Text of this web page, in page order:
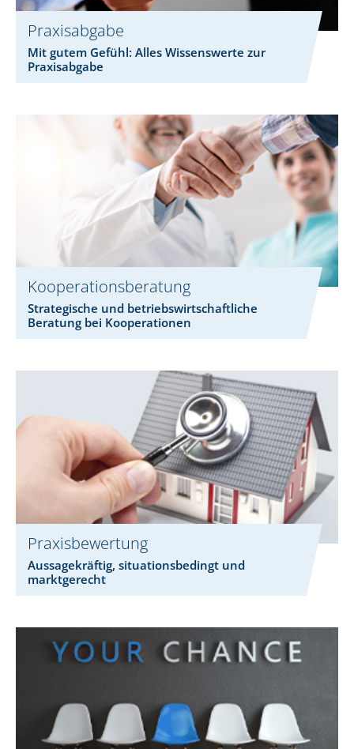
Praxisabgabe
Mit gutem Gefühl: Alles Wissenswerte zur
Praxisabgabe
Kooperationsberatung
Strategische und betriebswirtschaftliche
Beratung bei Kooperationen
Praxisbewertung
Aussagekräftig, situationsbedingt und
marktgerecht